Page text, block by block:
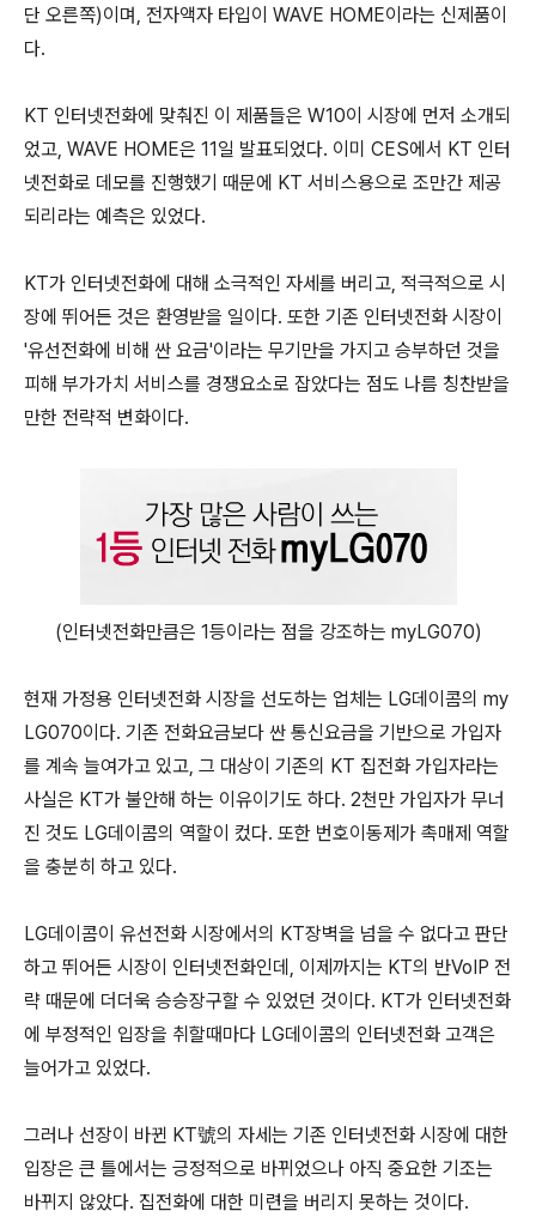
단 오른쪽)이며, 전자액자 타입이 WAVE HOME이라는 신제품이
다.
KT 인터넷전화에 맞춰진 이 제품들은 W10이 시장에 먼저 소개되
었고, WAVE HOME은 11일 발표되었다. 이미 CES에서 KT 인터
넷전화로 데모를 진행했기 때문에 KT 서비스용으로 조만간 제공
되리라는 예측은 있었다.
KT가 인터넷전화에 대해 소극적인 자세를 버리고, 적극적으로 시
장에 뛰어든 것은 환영받을 일이다. 또한 기존 인터넷전화 시장이
'유선전화에 비해 싼 요금'이라는 무기만을 가지고 승부하던 것을
피해 부가가치 서비스를 경쟁요소로 잡았다는 점도 나름 칭찬받을
만한 전략적 변화이다.
(인터넷전화만큼은 1등이라는 점을 강조하는 myLG070)
현재 가정용 인터넷전화 시장을 선도하는 업체는 LG데이콤의 my
LG070이다. 기존 전화요금보다 싼 통신요금을 기반으로 가입자
를 계속 늘여가고 있고, 그 대상이 기존의 KT 집전화 가입자라는
사실은 KT가 불안해 하는 이유이기도 하다. 2천만 가입자가 무너
진 것도 LG데이콤의 역할이 컸다. 또한 번호이동제가 촉매제 역할
을 충분히 하고 있다.
LG데이콤이 유선전화 시장에서의 KT장벽을 넘을 수 없다고 판단
하고 뛰어든 시장이 인터넷전화인데, 이제까지는 KT의 반VoIP 전
략 때문에 더더욱 승승장구할 수 있었던 것이다. KT가 인터넷전화
에 부정적인 입장을 취할때마다 LG데이콤의 인터넷전화 고객은
늘어가고 있었다.
그러나 선장이 바뀐 KT號의 자세는 기존 인터넷전화 시장에 대한
입장은 큰 틀에서는 긍정적으로 바뀌었으나 아직 중요한 기조는
바뀌지 않았다. 집전화에 대한 미련을 버리지 못하는 것이다.